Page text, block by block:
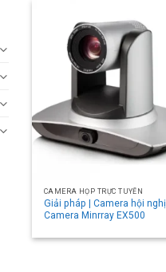
CAMERA HỌP TRỰC TUYẾN
Giải pháp | Camera hội nghị
Camera Minrray EX500